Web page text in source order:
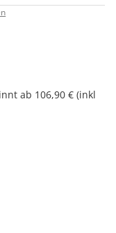
ab 106,90 € (inkl